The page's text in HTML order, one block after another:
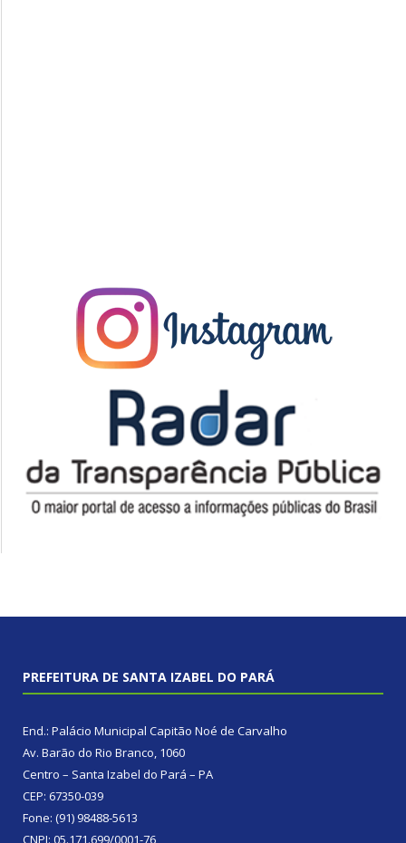
PREFEITURA DE SANTA IZABEL DO PARÁ
End.: Palácio Municipal Capitão Noé de Carvalho
Av. Barão do Rio Branco, 1060
Centro – Santa Izabel do Pará – PA
CEP: 67350-039
Fone: (91) 98488-5613
CNPJ: 05.171.699/0001-76